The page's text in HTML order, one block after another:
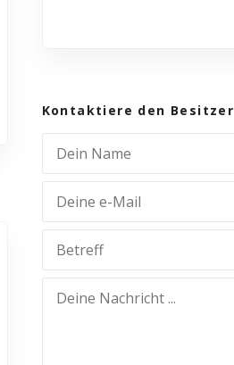
Kontaktiere den Besitzer